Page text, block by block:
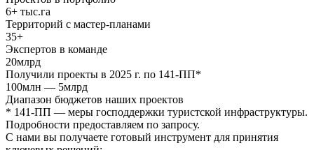
6+ тыс.га
Территорий с мастер-планами
35+
Экспертов в команде
20млрд
Получили проекты в 2025 г. по 141-ПП*
100млн — 5млрд
Диапазон бюджетов наших проектов
* 141-ПП — меры господдержки туристской инфраструктуры.
Подробности предоставляем по запросу.
С нами вы получаете готовый инструмент для принятия